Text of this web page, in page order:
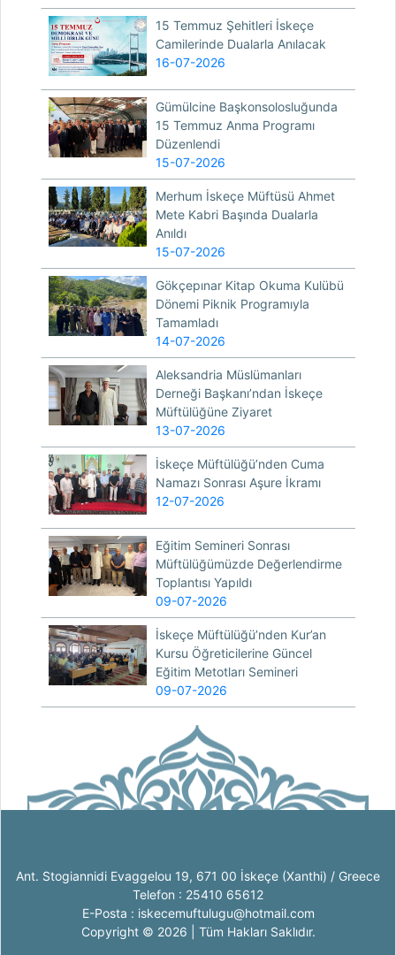
15 Temmuz Şehitleri İskeçe
Camilerinde Dualarla Anılacak
16-07-2026
Gümülcine Başkonsolosluğunda
15 Temmuz Anma Programı
Düzenlendi
15-07-2026
Merhum İskeçe Müftüsü Ahmet
Mete Kabri Başında Dualarla
Anıldı
15-07-2026
Gökçepınar Kitap Okuma Kulübü
Dönemi Piknik Programıyla
Tamamladı
14-07-2026
Aleksandria Müslümanları
Derneği Başkanı’ndan İskeçe
Müftülüğüne Ziyaret
13-07-2026
İskeçe Müftülüğü’nden Cuma
Namazı Sonrası Aşure İkramı
12-07-2026
Eğitim Semineri Sonrası
Müftülüğümüzde Değerlendirme
Toplantısı Yapıldı
09-07-2026
İskeçe Müftülüğü’nden Kur’an
Kursu Öğreticilerine Güncel
Eğitim Metotları Semineri
09-07-2026
Ant. Stogiannidi Evaggelou 19, 671 00 İskeçe (Xanthi) / Greece
Telefon : 25410 65612
E-Posta : iskecemuftulugu@hotmail.com
Copyright © 2026 | Tüm Hakları Saklıdır.